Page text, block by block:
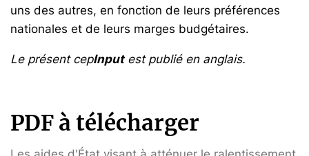
uns des autres, en fonction de leurs préférences
nationales et de leurs marges budgétaires.
Le présent cepInputest publié en anglais.
PDF à télécharger